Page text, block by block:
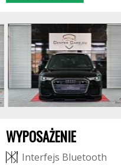
WYPOSAŻENIE
Interfejs Bluetooth